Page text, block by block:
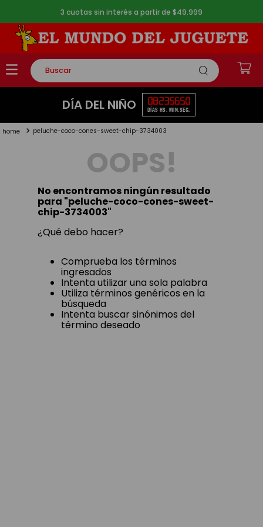
3 cuotas sin interés a partir de $49.999
Buscar
TÉRMINOS MÁS BUSCADOS
2.
lego
toy story
DÍA DEL NIÑO 08
DÍAS
23
HS.
56
MIN.
49
SEG.
peluche-coco-cones-sweet-chip-3734003
OOPS!
No encontramos ningún resultado
para "peluche-coco-cones-sweet-
chip-3734003"
¿Qué debo hacer?
Comprueba los términos
ingresados
Intenta utilizar una sola palabra
Utiliza términos genéricos en la
búsqueda
Intenta buscar sinónimos del
término deseado